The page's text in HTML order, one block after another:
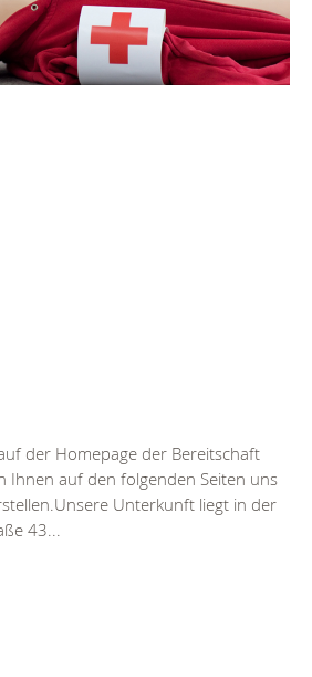
der Homepage der Bereitschaft
Ihnen auf den folgenden Seiten uns
Unterkunft liegt in der
43...